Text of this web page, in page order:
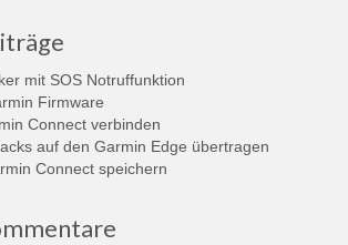
mit SOS Notruffunktion
Firmware
Connect verbinden
auf den Garmin Edge übertragen
Connect speichern